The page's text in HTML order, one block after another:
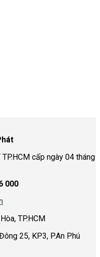
cấp ngày 04 tháng
000
TP.HCM
25, KP3, P.An Phú